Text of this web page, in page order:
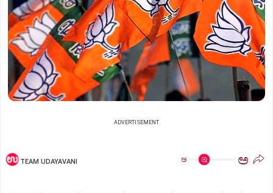
ADVERTISEMENT
TEAM UDAYAVANI ಅ ಅ